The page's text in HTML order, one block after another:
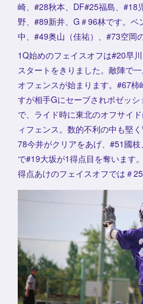
崎、#28秋本、DF#25福島、#18
野、#89新井、G＃96林です。ベ
中、#49奥山（佳祐）、#73空岡
1Q始めのフェイスオフは#20早
スタートをきりました。敵陣で
オフェンスが始まります。#67
すが相手Gにセーブされポゼッ
で、ライド時に東北のオフサイ
ィフェンス。数的不利の中も堅
78今井がクリアをあげ、#51國
で#19大坂が1得点目を奪います
得点あけのフェイスオフでは＃